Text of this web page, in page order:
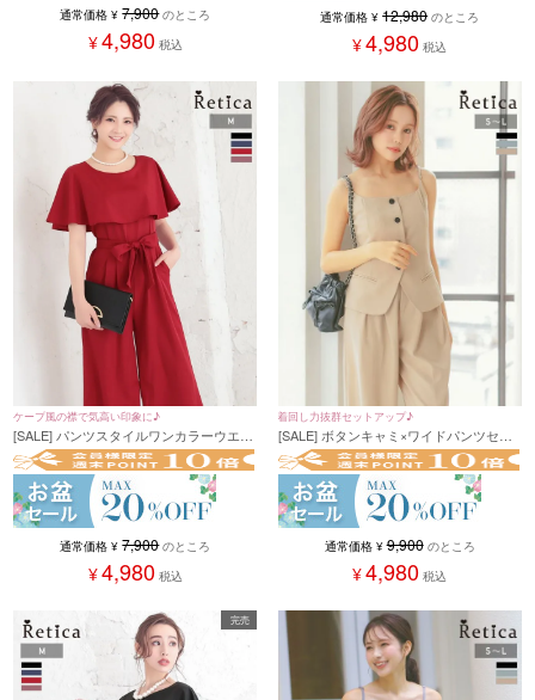
通常価格 ¥ 7,900 のところ
¥4,980 税込
通常価格 ¥ 12,980 のところ
¥4,980 税込
ケープ風の襟で気高い印象に♪
[SALE] パンツスタイルワンカラーウエス
トリボンプチプラパーティードレス (Mサ
イズ)
通常価格 ¥ 7,900 のところ
¥4,980 税込
着回し力抜群セットアップ♪
[SALE] ボタンキャミ×ワイドパンツセッ
トアップ(Sサイズ~Lサイズ)(ベージュ/ブ
ラック/グレー)
通常価格 ¥ 9,900 のところ
¥4,980 税込
完売